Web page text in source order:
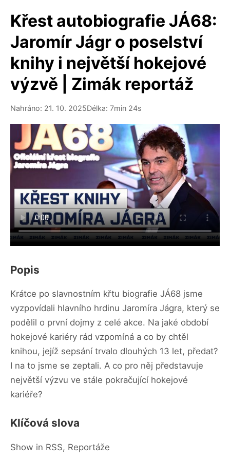
Křest autobiografie JÁ68:
Jaromír Jágr o poselství
knihy i největší hokejové
výzvě | Zimák reportáž
Nahráno: 21. 10. 2025Délka: 7min 24s
Popis
Krátce po slavnostním křtu biografie JÁ68 jsme
vyzpovídali hlavního hrdinu Jaromíra Jágra, který se
podělil o první dojmy z celé akce. Na jaké období
hokejové kariéry rád vzpomíná a co by chtěl
knihou, jejíž sepsání trvalo dlouhých 13 let, předat?
I na to jsme se zeptali. A co pro něj představuje
největší výzvu ve stále pokračující hokejové
kariéře?
Klíčová slova
Show in RSS, Reportáže